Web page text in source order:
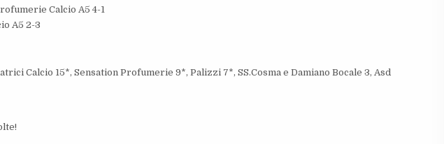
Calcio A5 4-1
A5 2-3
Calcio 15*, Sensation Profumerie 9*, Palizzi 7*, SS.Cosma e Damiano Bocale 3, Asd